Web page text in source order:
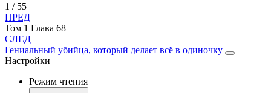
1 / 55
ПРЕД
Том 1 Глава 68
СЛЕД
Гениальный убийца, который делает всё в одиночку
Настройки
Режим чтения